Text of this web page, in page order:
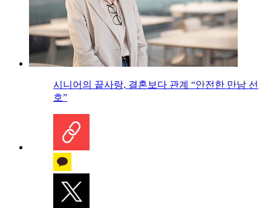
시니어의 끝사랑, 결혼보다 관계 “안전한 만남 선
호”